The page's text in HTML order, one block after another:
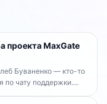
проекта MaxGate
Буваненко — кто-то
по чату поддержки....